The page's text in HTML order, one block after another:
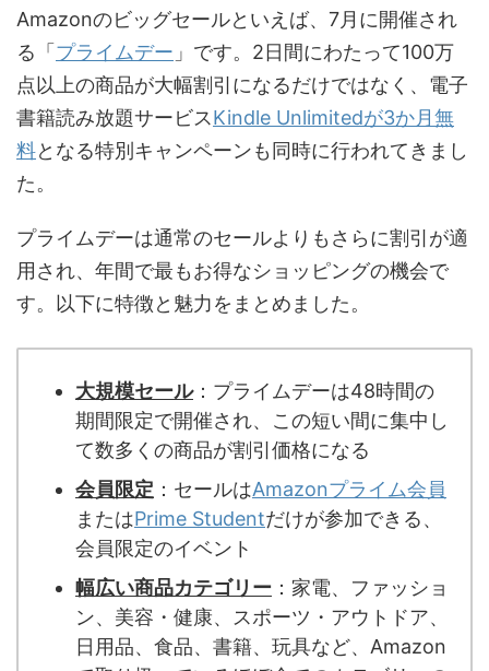
Amazonのビッグセールといえば、7月に開催され
る「プライムデー 」です。2日間にわたって100万
点以上の商品が大幅割引になるだけではなく、電子
書籍読み放題サービスKindle Unlimitedが3か月無
料となる特別キャンペーンも同時に行われてきまし
た。
プライムデーは通常のセールよりもさらに割引が適
用され、年間で最もお得なショッピングの機会で
す。以下に特徴と魅力をまとめました。
大規模セール：プライムデーは48時間の
期間限定で開催され、この短い間に集中し
て数多くの商品が割引価格になる
会員限定 ：セールはAmazonプライム会員
またはPrime Studentだけが参加できる、
会員限定のイベント
幅広い商品カテゴリー ：家電、ファッショ
ン、美容・健康、スポーツ・アウトドア、
日用品、食品、書籍、玩具など、Amazon